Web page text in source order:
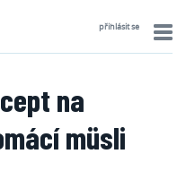
přihlásit se
na
müsli